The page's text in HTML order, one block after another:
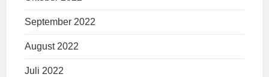
September 2022
August 2022
Juli 2022